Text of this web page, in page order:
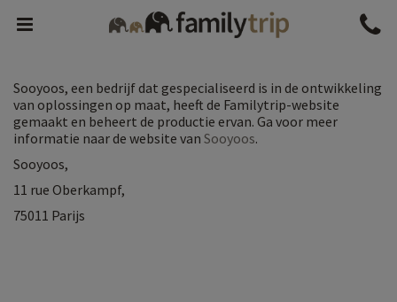
Menu
Family
trip
Sooyoos, een bedrijf dat gespecialiseerd is in de ontwikkeling
van oplossingen op maat, heeft de Familytrip-website
gemaakt en beheert de productie ervan. Ga voor meer
informatie naar de website van Sooyoos.
Sooyoos,
11 rue Oberkampf,
75011 Parijs